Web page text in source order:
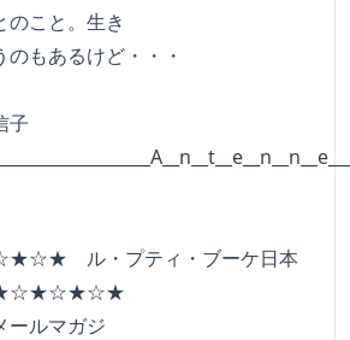
のこと。生き
もあるけど・・・
子
ル・プティ・ブーケ日本
ルマガジ